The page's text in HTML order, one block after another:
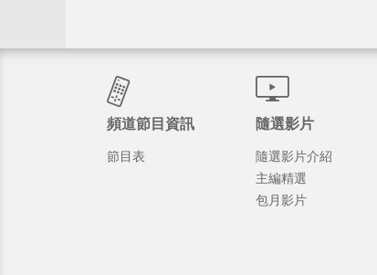
頻道節目資訊
節目表
隨選影片
隨選影片介紹
主編精選
包月影片